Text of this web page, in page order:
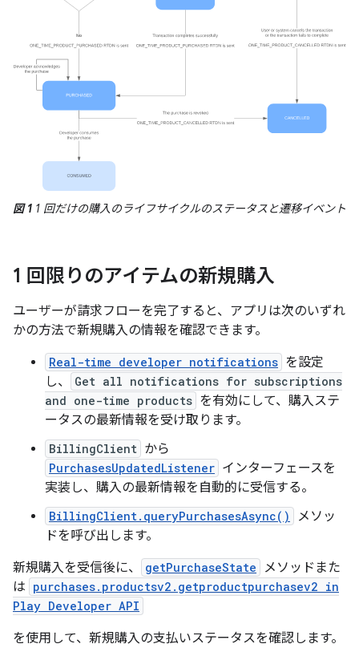
図 1 1 回だけの購入のライフサイクルのステータスと遷移イベント
1 回限りのアイテムの新規購入
ユーザーが請求フローを完了すると、アプリは次のいずれ
かの方法で新規購入の情報を確認できます。
Real-time developer notifications を設定
し、
Get all notifications for subscriptions
and one-time products を有効にして、購入ステ
ータスの最新情報を受け取ります。
BillingClient から
PurchasesUpdatedListener インターフェースを
実装し、購入の最新情報を自動的に受信する。
BillingClient.queryPurchasesAsync()
メソッ
ドを呼び出します。
新規購入を受信後に、
getPurchaseState
メソッドまた
は purchases.productsv2.getproductpurchasev2 in
Play Developer API
を使用して、新規購入の支払いステータスを確認します。